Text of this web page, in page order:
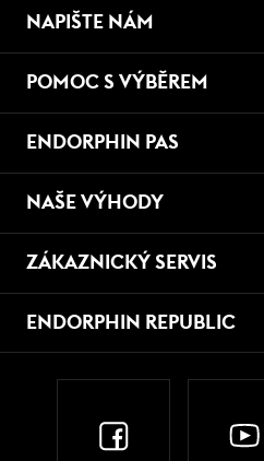
NAPIŠTE NÁM
POMOC S VÝBĚREM
ENDORPHIN PAS
NAŠE VÝHODY
ZÁKAZNICKÝ SERVIS
ENDORPHIN REPUBLIC